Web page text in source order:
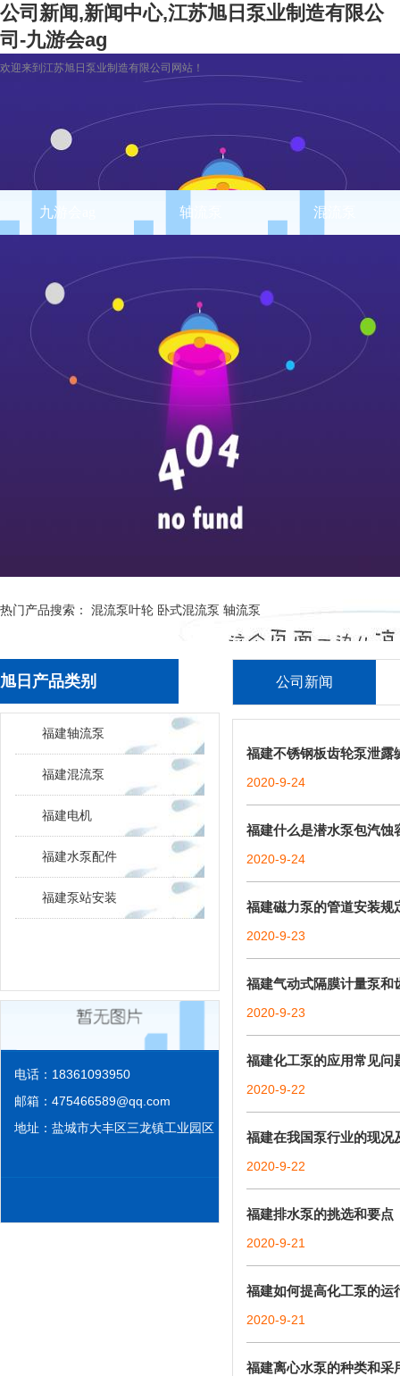
公司新闻,新闻中心,江苏旭日泵业制造有限公
司-九游会ag
欢迎来到江苏旭日泵业制造有限公司网站！
九游会ag 轴流泵 混流泵
热门产品搜索： 混流泵叶轮 卧式混流泵 轴流泵
旭日产品类别
福建轴流泵
福建混流泵
福建电机
福建水泵配件
福建泵站安装
电话：18361093950
邮箱： 475466589@qq.com
地址：盐城市大丰区三龙镇工业园区
公司新闻
福建不锈钢板齿轮泵泄露
2020-9-24
福建什么是潜水泵包汽蚀
2020-9-24
福建磁力泵的管道安装规
2020-9-23
福建气动式隔膜计量泵和
2020-9-23
福建化工泵的应用常见问
2020-9-22
福建在我国泵行业的现况
2020-9-22
福建排水泵的挑选和要点
2020-9-21
福建如何提高化工泵的运
2020-9-21
福建离心水泵的种类和采